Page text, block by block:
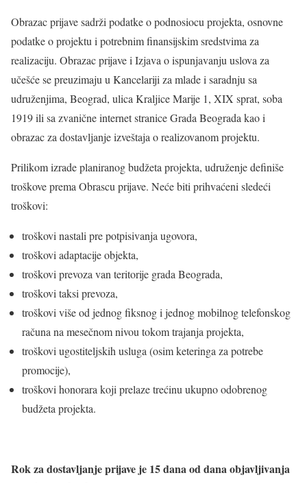
Obrazac prijave sadrži podatke o podnosiocu projekta, osnovne
podatke o projektu i potrebnim finansijskim sredstvima za
realizaciju. Obrazac prijave i Izjava o ispunjavanju uslova za
učešće se preuzimaju u Kancelariji za mlade i saradnju sa
udruženjima, Beograd, ulica Kraljice Marije 1, XIX sprat, soba
1919 ili sa zvanične internet stranice Grada Beograda kao i
obrazac za dostavljanje izveštaja o realizovanom projektu.
Prilikom izrade planiranog budžeta projekta, udruženje definiše
troškove prema Obrascu prijave. Neće biti prihvaćeni sledeći
troškovi:
troškovi nastali pre potpisivanja ugovora,
troškovi adaptacije objekta,
troškovi prevoza van teritorije grada Beograda,
troškovi taksi prevoza,
troškovi više od jednog fiksnog i jednog mobilnog telefonskog
računa na mesečnom nivou tokom trajanja projekta,
troškovi ugostiteljskih usluga (osim keteringa za potrebe
promocije),
troškovi honorara koji prelaze trećinu ukupno odobrenog
budžeta projekta.
Rok za dostavljanje prijave je 15dana od dana objavljivanja